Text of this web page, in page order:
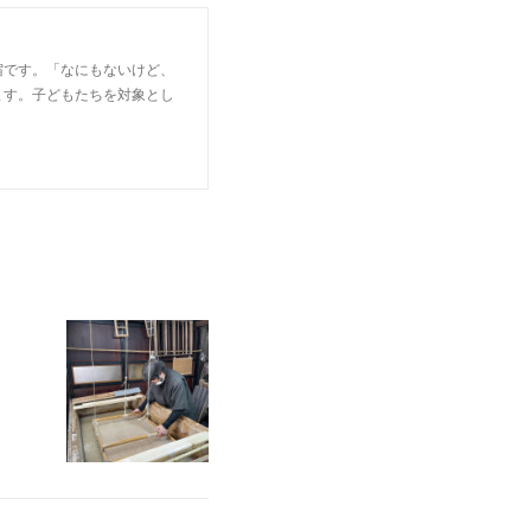
す。「なにもないけど、
。子どもたちを対象とし